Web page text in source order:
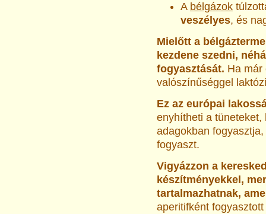
A bélgázok
veszélyes, és
Mielőtt a
kezdene szedni,
fogyasztását. Ha már
valószínűséggel
Ez az európai
enyhítheti a tüneteket,
adagokban
fogyaszt.
Vigyázzon a
készítményekkel,
tartalmazhatnak,
aperitifként